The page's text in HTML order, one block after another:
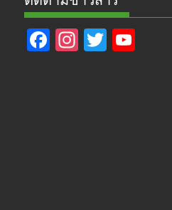
F
ac
In
st
T
w